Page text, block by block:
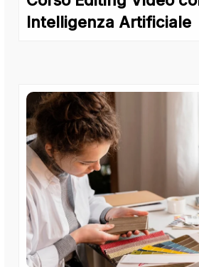
Intelligenza Artificiale